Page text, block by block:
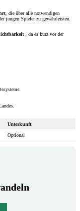
, die über alle notwendigen
jungen Spieler zu gewährleisten.
, da es kurz vor der
Unterkunft
Optional